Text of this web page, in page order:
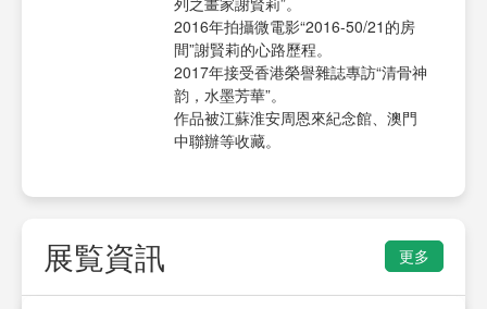
2016年拍攝微電影“2016-50/21的房
間”謝賢莉的心路歷程。
2017年接受香港榮譽雜誌專訪“清骨神
韵，水墨芳華”。
作品被江蘇淮安周恩來紀念館、澳門
中聯辦等收藏。
展覧資訊 更多